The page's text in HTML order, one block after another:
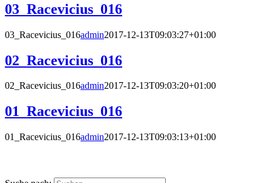
03_Racevicius_016
03_Racevicius_016admin2017-12-13T09:03:27+01:00
02_Racevicius_016
02_Racevicius_016admin2017-12-13T09:03:20+01:00
01_Racevicius_016
01_Racevicius_016admin2017-12-13T09:03:13+01:00